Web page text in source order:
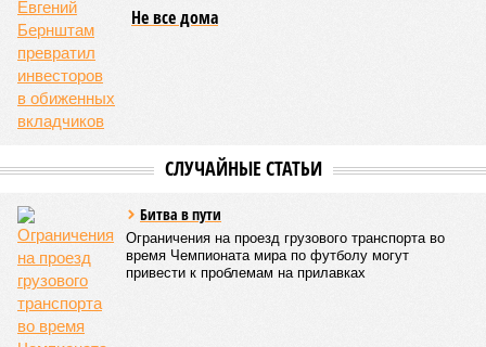
погибших, по некоторым оценкам, составило 4 миллиона.
Впрочем, для Китая подобное не в новинку. Так, в сентябре
1887 года вода прорвала многочисленные дамбы на реке
Хуанхэ и быстро залила почти весь Северный Китай, так
встречал препятствий на своём пути, уничтожая деревни и
целые города. Водой залило 130 тыс. квадратных
километров (а это больше территорий Оренбургской или
Кировской областей), 2 млн человек остались без крова,
ещё столько же погибли в результате спровоцированной
катастрофой пандемии.
Третье место по кровожадности в рейтинге стихийных
бедствий занимает смертоносный циклон Бхола 1970 года,
ставший самым мощным среди себе подобных за всю